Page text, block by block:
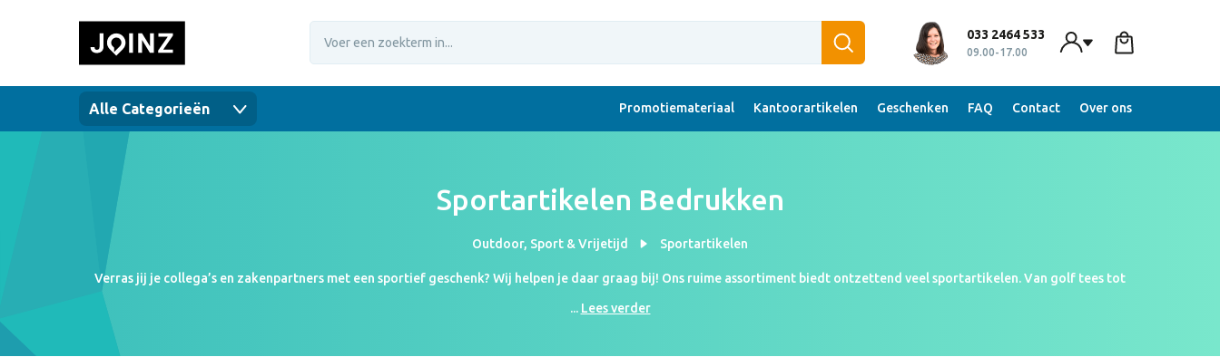
033 2464 533
09.00-17.00
Alle Categorieën Promotiemateriaal Kantoorartikelen Geschenken FAQ Contact Over ons
Sportartikelen Bedrukken
Outdoor, Sport & Vrijetijd Sportartikelen
Verras jij je collega’s en zakenpartners met een sportief geschenk? Wij helpen je daar graag bij! Ons ruime assortiment biedt ontzettend veel sportartikelen. Van golf tees tot
voetballen en van golfhandschoenen tot sportshirts. Je vind het allemaal bij Joinz. Om je geschenk te personaliseren bedrukken wij je sportartikelen met jouw logo of slogan.
Een origineel én persoonlijk geschenk!
... Lees verder